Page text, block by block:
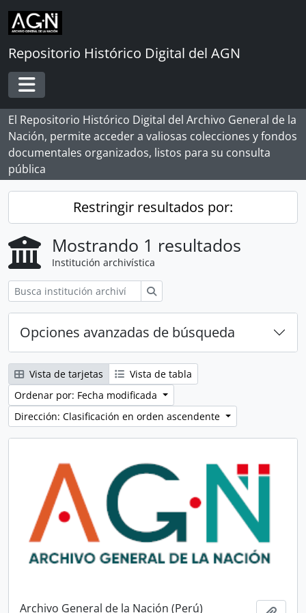
Skip to main content
Repositorio Histórico Digital del AGN
Toggle navigation
El Repositorio Histórico Digital del Archivo General de la
Nación, permite acceder a valiosas colecciones y fondos
documentales organizados, listos para su consulta
pública
Restringir resultados por:
Mostrando 1 resultados
Institución archivística
Opciones avanzadas de búsqueda
Vista de tarjetas
Vista de tabla
Ordenar por: Fecha modificada
Dirección: Clasificación en orden ascendente
Archivo General de la Nación (Perú)